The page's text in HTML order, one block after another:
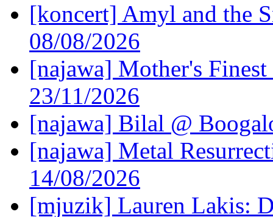
[koncert] Amyl and the
08/08/2026
[najawa] Mother's
23/11/2026
[najawa] Bilal @
[najawa] Metal
14/08/2026
[mjuzik] Lauren Lakis: